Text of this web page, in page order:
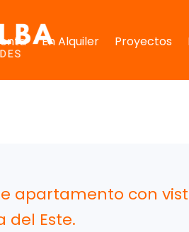
En Alquiler Proyectos
apartamento con
del Este.